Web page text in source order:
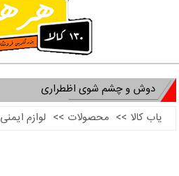
دوش و چشم شوی اظطراری
یاب کالا >> محصولات >> لوازم ایمنی